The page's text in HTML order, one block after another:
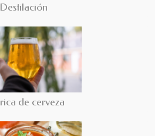
Destilación
de cerveza